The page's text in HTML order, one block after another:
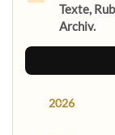
Texte,
Archiv.
2026